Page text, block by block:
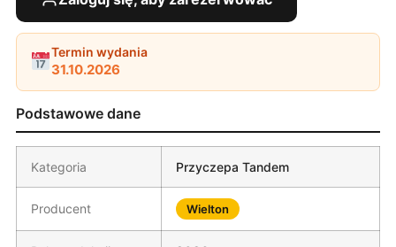
Termin wydania
31.10.2026
Podstawowe dane
Kategoria Przyczepa Tandem
Producent Wielton